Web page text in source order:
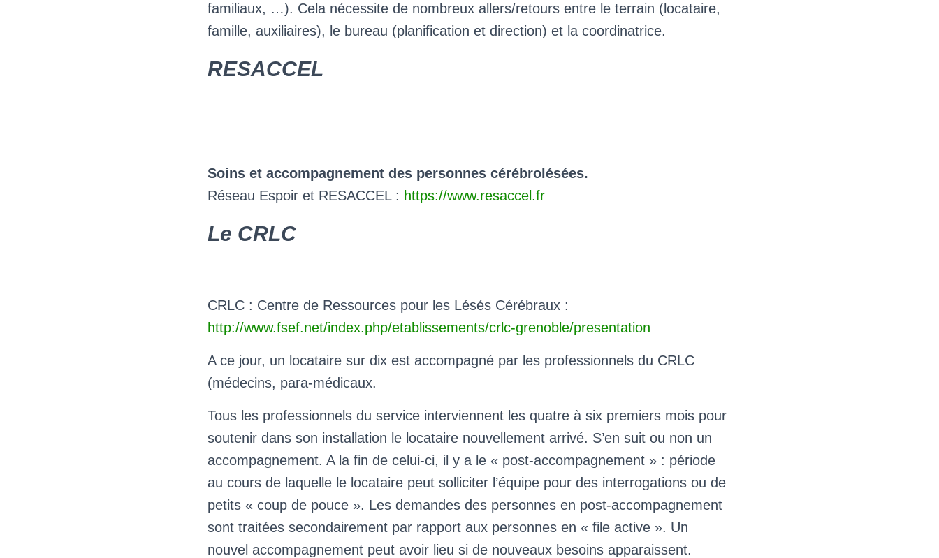
familiaux, …). Cela nécessite de nombreux allers/retours entre le terrain (locataire,
famille, auxiliaires), le bureau (planification et direction) et la coordinatrice.
RESACCEL
Soins et accompagnement des personnes cérébrolésées.
Réseau Espoir et RESACCEL : https://www.resaccel.fr
Le CRLC
CRLC : Centre de Ressources pour les Lésés Cérébraux :
http://www.fsef.net/index.php/etablissements/crlc-grenoble/presentation
A ce jour, un locataire sur dix est accompagné par les professionnels du CRLC
(médecins, para-médicaux.
Tous les professionnels du service interviennent les quatre à six premiers mois pour
soutenir dans son installation le locataire nouvellement arrivé. S’en suit ou non un
accompagnement. A la fin de celui-ci, il y a le « post-accompagnement » : période
au cours de laquelle le locataire peut solliciter l’équipe pour des interrogations ou de
petits « coup de pouce ». Les demandes des personnes en post-accompagnement
sont traitées secondairement par rapport aux personnes en « file active ». Un
nouvel accompagnement peut avoir lieu si de nouveaux besoins apparaissent.